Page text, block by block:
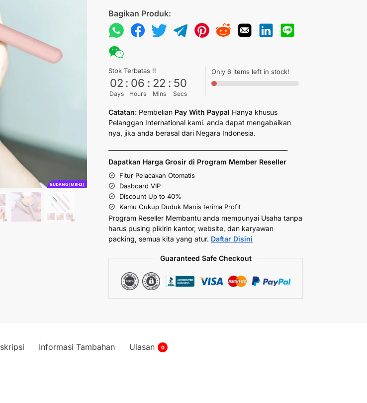
GUDANG [MRH2]
Bagikan Produk:
Stok Terbatas !!
02
Days
: 06
Hours
: 22
Mins
: 49
Secs
Only 6 items left in stock!
Catatan: Pembelian Pay With Paypal Hanya khusus
Pelanggan International kami. anda dapat mengabaikan
nya, jika anda berasal dari Negara Indonesia.
Dapatkan Harga Grosir di Program Member Reseller
Fitur Pelacakan Otomatis
Dasboard VIP
Discount Up to 40%
Kamu Cukup Duduk Manis terima Profit
Program Reseller Membantu anda mempunyai Usaha tanpa
harus pusing pikirin kantor, website, dan karyawan
packing, semua kita yang atur. Daftar Disini
Guaranteed Safe Checkout
Informasi Tambahan Ulasan 0